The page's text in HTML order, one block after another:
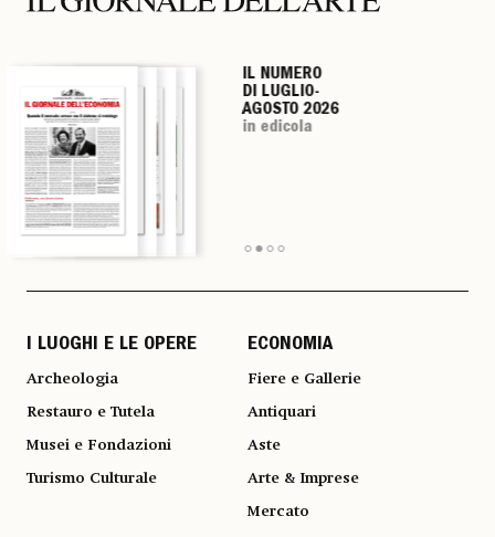
IL NUMERO
DI LUGLIO-
AGOSTO 2026
in edicola
IL NUMERO
DI LUGLIO-
AGOSTO 2026
in edicola
IL NUMERO
DI LUGLIO-
AGOSTO 2026
in edicola
IL NUMERO
DI LUGLIO-
AGOSTO 2026
in edicola
I LUOGHI E LE OPERE
Archeologia
Restauro e Tutela
Musei e Fondazioni
Turismo Culturale
ECONOMIA
Fiere e Gallerie
Antiquari
Aste
Arte & Imprese
Mercato